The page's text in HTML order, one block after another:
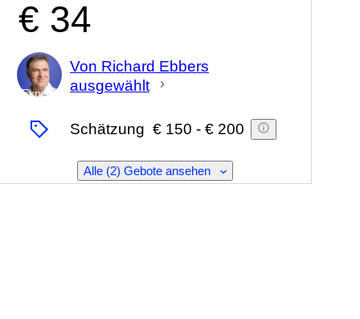
€ 34
Experte
Von Richard Ebbers
ausgewählt
Schätzung € 150 - € 200
Alle (2) Gebote ansehen